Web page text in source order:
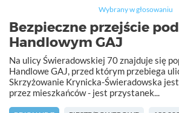
Wybrany w głosowaniu
Bezpieczne przejście
Handlowym GAJ
Na ulicy Świeradowskiej 70 znajduje się
Handlowe GAJ, przed którym przebiega
Skrzyżowanie Krynicka-Świeradowska
przez mieszkańców - jest przystanek...